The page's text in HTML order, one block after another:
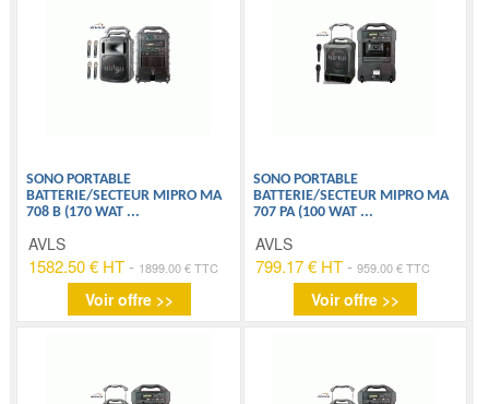
SONO PORTABLE
BATTERIE/SECTEUR MIPRO MA
708 B (170 WAT ...
AVLS
1582.50 € HT - 1899.00 € TTC
Voir offre >>
SONO PORTABLE
BATTERIE/SECTEUR MIPRO MA
707 PA (100 WAT ...
AVLS
799.17 € HT- 959.00 € TTC
Voir offre >>